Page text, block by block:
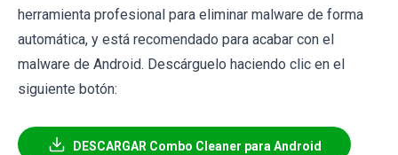
herramienta profesional para eliminar malware de forma
automática, y está recomendado para acabar con el
malware de Android. Descárguelo haciendo clic en el
siguiente botón:
DESCARGAR Combo Cleaner para Android